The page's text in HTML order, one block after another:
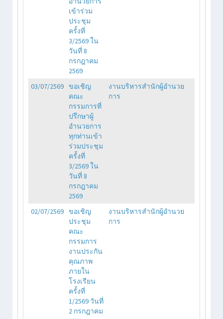
เข้าร่วม
ประชุม
ครั้งที่
3/2569 ใน
วันที่ 8
กรกฎาคม
2569
03/07/2569 ขอเชิญ
คณะ
กรรมการที่
ปรึกษาผู้
อำนวยการ
ทุกท่านเข้า
ร่วมประชุม
ครั้งที่
3/2569 ใน
วันที่ 8
กรกฎาคม
2569
งานบริหารสำนักผู้อำนวย
การ
02/07/2569 ขอเชิญ
ประชุม
คณะ
กรรมการ
งานประกัน
คุณภาพ
ภายใน
โรงเรียน
ครั้งที่
1/2569 วันที่
2 กรกฎาคม
งานบริหารสำนักผู้อำนวย
การ